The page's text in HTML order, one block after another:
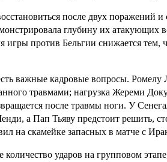
после двух поражений и
глубину их атакующих
игры против Бельгии снижается
важные кадровые вопросы. Ромелу
травмами; нагрузка Жереми
после травмы ноги. У
а Пап Тьяву предстоит решить,
на скамейке запасных в матче с
количество ударов на групповом